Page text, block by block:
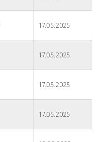
17.05.2025
17.05.2025
17.05.2025
17.05.2025